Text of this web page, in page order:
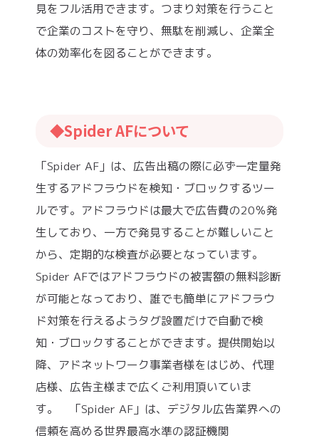
見をフル活用できます。つまり対策を行うこと
で企業のコストを守り、無駄を削減し、企業全
体の効率化を図ることができます。
◆Spider AFについて
「Spider AF」は、広告出稿の際に必ず一定量発
生するアドフラウドを検知・ブロックするツー
ルです。アドフラウドは最大で広告費の20％発
生しており、一方で発見することが難しいこと
から、定期的な検査が必要となっています。
Spider AFではアドフラウドの被害額の無料診断
が可能となっており、誰でも簡単にアドフラウ
ド対策を行えるようタグ設置だけで自動で検
知・ブロックすることができます。提供開始以
降、アドネットワーク事業者様をはじめ、代理
店様、広告主様まで広くご利用頂いていま
す。 「Spider AF」は、デジタル広告業界への
信頼を高める世界最高水準の認証機関